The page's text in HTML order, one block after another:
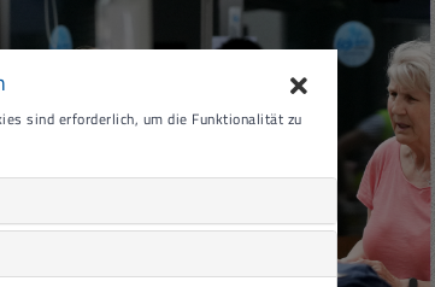
sind erforderlich, um die Funktionalität zu